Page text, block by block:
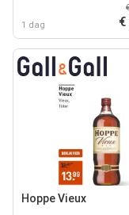
1 dag
Hoppe Vieux